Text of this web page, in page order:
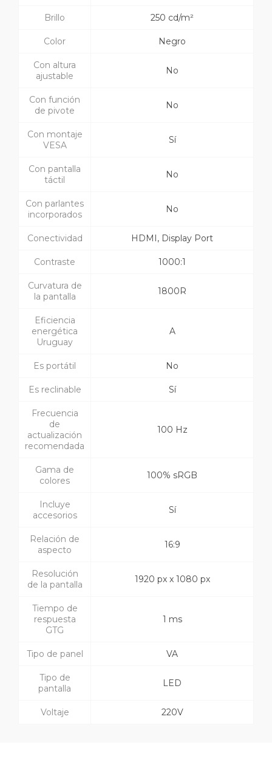
Brillo 250 cd/m²
Color Negro
Con altura
ajustable
No
Con función
de pivote
No
Con montaje
VESA
Sí
Con pantalla
táctil
No
Con parlantes
incorporados
No
Conectividad HDMI, Display Port
Contraste 1000:1
Curvatura de
la pantalla
1800R
Eficiencia
energética
Uruguay
A
Es portátil No
Es reclinable Sí
Frecuencia
de
actualización
recomendada
100 Hz
Gama de
colores
100% sRGB
Incluye
accesorios
Sí
Relación de
aspecto
16:9
Resolución
de la pantalla
1920 px x 1080 px
Tiempo de
respuesta
GTG
1 ms
Tipo de panel VA
Tipo de
pantalla
LED
Voltaje 220V